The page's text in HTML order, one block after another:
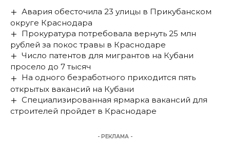
Авария обесточила 23 улицы в Прикубанском
округе Краснодара
Прокуратура потребовала вернуть 25 млн
рублей за покос травы в Краснодаре
Число патентов для мигрантов на Кубани
просело до 7 тысяч
На одного безработного приходится пять
открытых вакансий на Кубани
Специализированная ярмарка вакансий для
строителей пройдет в Краснодаре
- РЕКЛАМА -